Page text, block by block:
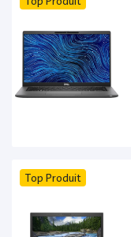
Top Produit